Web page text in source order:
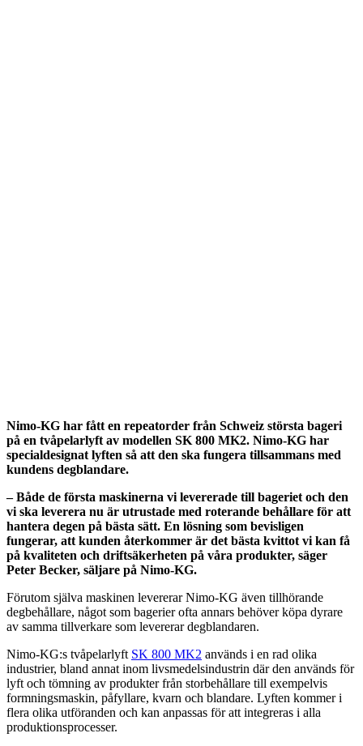
Nimo-KG har fått en repeatorder från Schweiz största bageri
på en tvåpelarlyft av modellen SK 800 MK2. Nimo-KG har
specialdesignat lyften så att den ska fungera tillsammans med
kundens degblandare.
– Både de första maskinerna vi levererade till bageriet och den
vi ska leverera nu är utrustade med roterande behållare för att
hantera degen på bästa sätt. En lösning som bevisligen
fungerar, att kunden återkommer är det bästa kvittot vi kan få
på kvaliteten och driftsäkerheten på våra produkter, säger
Peter Becker, säljare på Nimo-KG.
Förutom själva maskinen levererar Nimo-KG även tillhörande
degbehållare, något som bagerier ofta annars behöver köpa dyrare
av samma tillverkare som levererar degblandaren.
Nimo-KG:s tvåpelarlyft SK 800 MK2 används i en rad olika
industrier, bland annat inom livsmedelsindustrin där den används för
lyft och tömning av produkter från storbehållare till exempelvis
formningsmaskin, påfyllare, kvarn och blandare. Lyften kommer i
flera olika utföranden och kan anpassas för att integreras i alla
produktionsprocesser.